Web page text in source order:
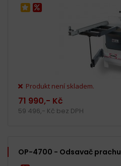
Produkt není skladem.
71 990,- Kč
59 496,- Kč bez DPH
OP-4700 - Odsavač prachu